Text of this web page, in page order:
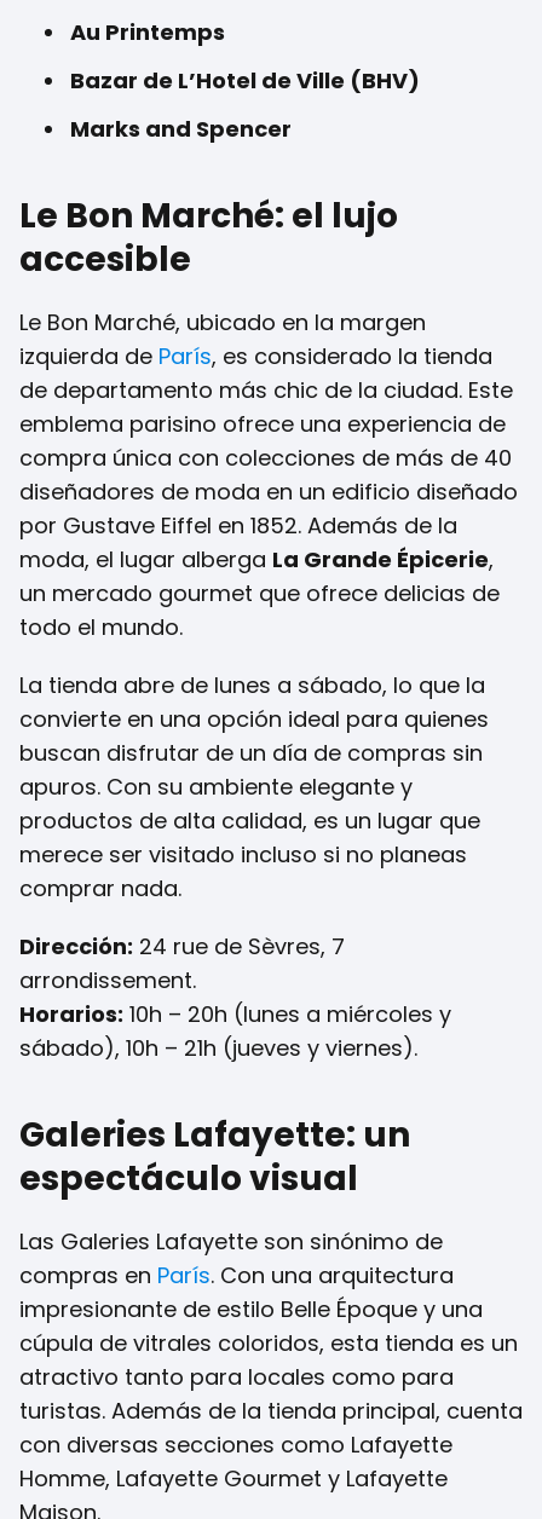
Au Printemps
Bazar de L’Hotel de Ville (BHV)
Marks and Spencer
Le Bon Marché: el lujo
accesible
Le Bon Marché, ubicado en la margen
izquierda de París, es considerado la tienda
de departamento más chic de la ciudad. Este
emblema parisino ofrece una experiencia de
compra única con colecciones de más de 40
diseñadores de moda en un edificio diseñado
por Gustave Eiffel en 1852. Además de la
moda, el lugar alberga La Grande Épicerie,
un mercado gourmet que ofrece delicias de
todo el mundo.
La tienda abre de lunes a sábado, lo que la
convierte en una opción ideal para quienes
buscan disfrutar de un día de compras sin
apuros. Con su ambiente elegante y
productos de alta calidad, es un lugar que
merece ser visitado incluso si no planeas
comprar nada.
Dirección: 24 rue de Sèvres, 7
arrondissement.
Horarios: 10h – 20h (lunes a miércoles y
sábado), 10h – 21h (jueves y viernes).
Galeries Lafayette: un
espectáculo visual
Las Galeries Lafayette son sinónimo de
compras en París. Con una arquitectura
impresionante de estilo Belle Époque y una
cúpula de vitrales coloridos, esta tienda es un
atractivo tanto para locales como para
turistas. Además de la tienda principal, cuenta
con diversas secciones como Lafayette
Homme, Lafayette Gourmet y Lafayette
Maison.